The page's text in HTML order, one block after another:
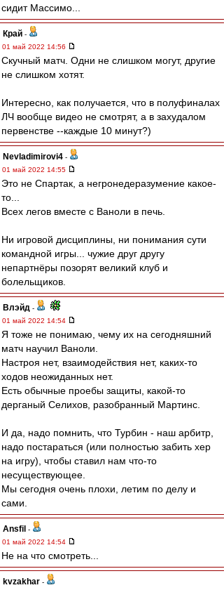
сидит Массимо...
Край -
01 май 2022 14:56
Скучный матч. Одни не слишком могут, другие
не слишком хотят.
Интересно, как получается, что в полуфиналах
ЛЧ вообще видео не смотрят, а в захудалом
первенстве --каждые 10 минут?)
Nevladimirovi4 -
01 май 2022 14:55
Это не Спартак, а негронедеразумение какое-
то...
Всех легов вместе с Ваноли в печь.
Ни игровой дисциплины, ни понимания сути
командной игры... чужие друг другу
непартнёры позорят великий клуб и
болельщиков.
Влэйд -
01 май 2022 14:54
Я тоже не понимаю, чему их на сегодняшний
матч научил Ваноли.
Настроя нет, взаимодействия нет, каких-то
ходов неожиданных нет.
Есть обычные проебы защиты, какой-то
дерганый Селихов, разобранный Мартинс.
И да, надо помнить, что Турбин - наш арбитр,
надо постараться (или полностью забить хер
на игру), чтобы ставил нам что-то
несуществующее.
Мы сегодня очень плохи, летим по делу и
сами.
Ansfil -
01 май 2022 14:54
Не на что смотреть...
kvzakhar -